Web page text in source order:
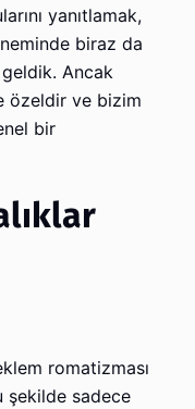
yanıtlamak,
biraz da
Ancak
özeldir ve bizim
bir
romatizması
şekilde sadece